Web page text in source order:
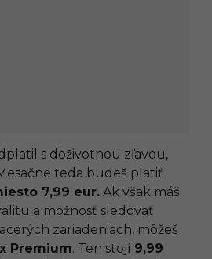
s doživotnou zľavou,
teda budeš platiť
7,99 eur. Ak však máš
a možnosť sledovať
zariadeniach, môžeš
Premium. Ten stojí 9,99